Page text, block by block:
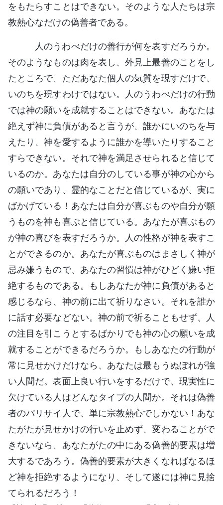
をもたらすことはできない。そのような人たちは宗
教熱心なだけの偽善者である。
人のうわべだけの善行が何を表すだろうか。
そのようなものは肉を表し、外見上最善のことをし
たところで、ただあなた個人の気質を現すだけで、
いのちを現すわけではない。人のうわべだけの行動
では神の願いを成就することはできない。あなたは
絶えず神に負債があると言うが、誰かにいのちを与
えたり、神を愛するように誰かを導いたりすること
すらできない。それで神を満足させられると信じて
いるのか。あなたは自分のしている事が神の心から
の願いであり、霊的なことだと信じているが、実に
ばかげている！あなたは自分が喜ぶものや自分が願
うものを神も喜ぶと信じている。あなたが喜ぶもの
が神の喜びを表すだろうか。人の性格が神を表すこ
とができるのか。あなたが喜ぶものはまさしく神が
忌み嫌うもので、あなたの習慣は神がひどく嫌い拒
絶するものである。もしあなたが神に負債があると
感じるなら、神の前に出て祈りなさい。それを誰か
に話す必要などない。神の前で祈ることもせず、人
の注目を引こうとするばかりでも神の心の願いを成
就することができるだろうか。もしあなたの行動が
常に見せかけだけなら、あなたは最もうぬぼれが強
い人間だ。表面上良い行いをするだけで、現実性に
欠けている人はどんなタイプの人間か。それは偽善
者のパリサイ人で、単に宗教熱心でしかない！あな
たがたが見せかけの行いを止めず、変わることがで
きないなら、あなたがたの中にある偽善的要素は増
大するであろう。偽善的要素が大きくなればなるほ
ど神を拒絶するようになり、そして遂には神に見捨
てられるだろう！